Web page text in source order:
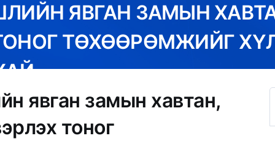
ЯВГАН ЗАМЫН
ТӨХӨӨРӨМЖИЙГ
явган замын хавтан,
тоног